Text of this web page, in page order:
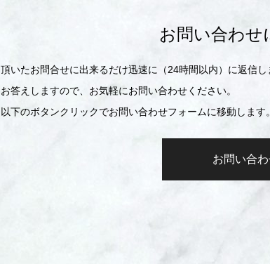
お問い合わせ
頂いたお問合せに出来るだけ迅速に（24時間以内）に返信
お答えしますので、お気軽にお問い合わせください。
以下のボタンクリックでお問い合わせフォームに移動します。
お問い合